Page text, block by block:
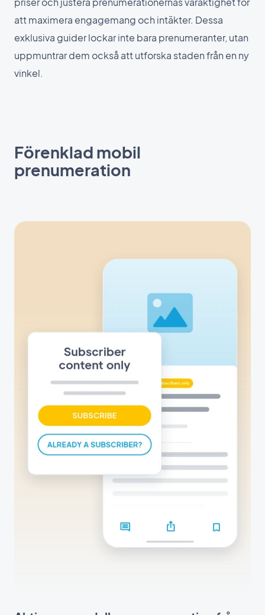
att maximera engagemang och intäkter. Dessa
exklusiva guider lockar inte bara prenumeranter, utan
uppmuntrar dem också att utforska staden från en ny
vinkel.
Förenklad mobil
prenumeration